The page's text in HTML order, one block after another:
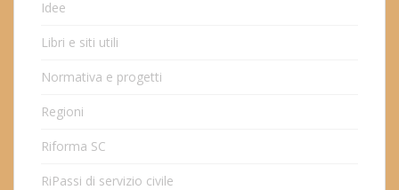
Idee
Libri e siti utili
Normativa e progetti
Regioni
Riforma SC
RiPassi di servizio civile